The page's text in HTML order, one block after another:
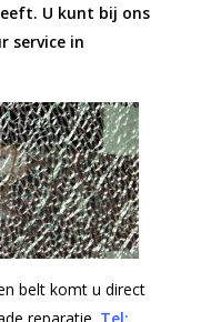
U kunt bij ons
service in
belt komt u direct